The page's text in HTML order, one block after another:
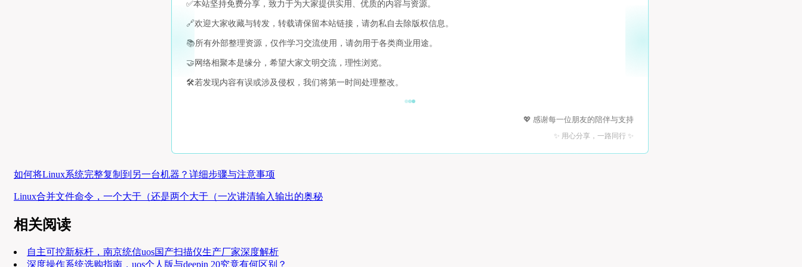
✅本站坚持免费分享，致力于为大家提供实用、优质的内容与资源。
🔗欢迎大家收藏与转发，转载请保留本站链接，请勿私自去除版权信息。
📚所有外部整理资源，仅作学习交流使用，请勿用于各类商业用途。
🤝 网络相聚本是缘分，希望大家文明交流，理性浏览。
🛠️若发现内容有误或涉及侵权，我们将第一时间处理整改。
💖 感谢每一位朋友的陪伴与支持
✨ 用心分享，一路同行 ✨
如何将Linux系统完整复制到另一台机器？详细步骤与注意事项
Linux合并文件命令，一个大于（还是两个大于（一次讲清输入输出的奥秘
相关阅读
自主可控新标杆，南京统信uos国产扫描仪生产厂家深度解析
深度操作系统选购指南，uos个人版与deepin 20究竟有何区别？